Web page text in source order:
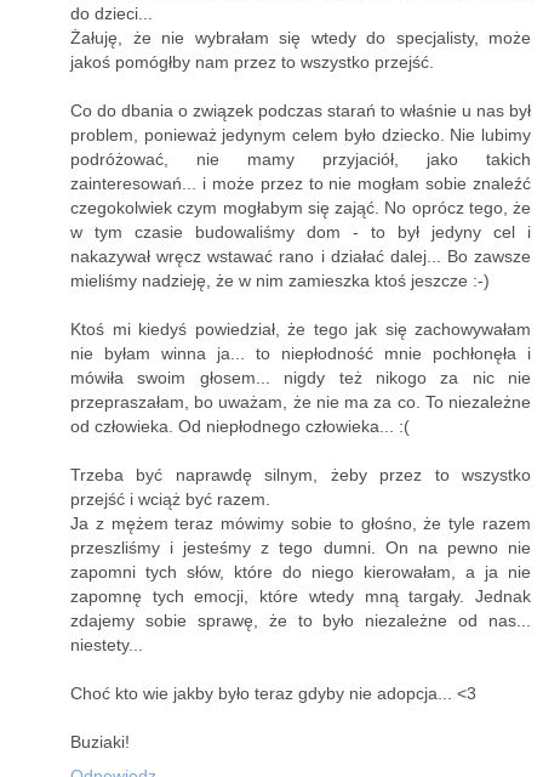
do dzieci...
Żałuję, że nie wybrałam się wtedy do specjalisty, może
jakoś pomógłby nam przez to wszystko przejść.
Co do dbania o związek podczas starań to właśnie u nas był
problem, ponieważ jedynym celem było dziecko. Nie lubimy
podróżować, nie mamy przyjaciół, jako takich
zainteresowań... i może przez to nie mogłam sobie znaleźć
czegokolwiek czym mogłabym się zająć. No oprócz tego, że
w tym czasie budowaliśmy dom - to był jedyny cel i
nakazywał wręcz wstawać rano i działać dalej... Bo zawsze
mieliśmy nadzieję, że w nim zamieszka ktoś jeszcze :-)
Ktoś mi kiedyś powiedział, że tego jak się zachowywałam
nie byłam winna ja... to niepłodność mnie pochłonęła i
mówiła swoim głosem... nigdy też nikogo za nic nie
przepraszałam, bo uważam, że nie ma za co. To niezależne
od człowieka. Od niepłodnego człowieka... :(
Trzeba być naprawdę silnym, żeby przez to wszystko
przejść i wciąż być razem.
Ja z mężem teraz mówimy sobie to głośno, że tyle razem
przeszliśmy i jesteśmy z tego dumni. On na pewno nie
zapomni tych słów, które do niego kierowałam, a ja nie
zapomnę tych emocji, które wtedy mną targały. Jednak
zdajemy sobie sprawę, że to było niezależne od nas...
niestety...
Choć kto wie jakby było teraz gdyby nie adopcja... <3
Buziaki!